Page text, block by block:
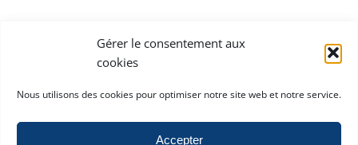
Gérer le consentement aux
cookies
Nous utilisons des cookies pour optimiser notre site web et notre service.
Accepter